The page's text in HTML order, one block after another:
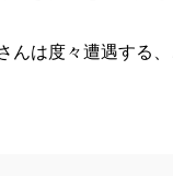
んは度々遭遇する